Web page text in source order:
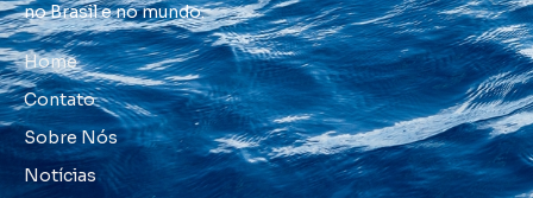
no Brasil e no mundo.
Home
Contato
Sobre Nós
Notícias